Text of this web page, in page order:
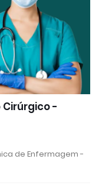
-
de Enfermagem -